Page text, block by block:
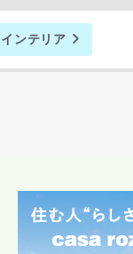
インテリア
に関し，お客様に発生
如何を問わず賠償の責